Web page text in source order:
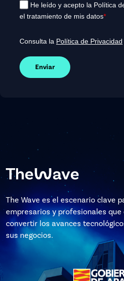
He leído y acepto la Política
el tratamiento de mis datos*
Consulta la Política de Privacidad
Enviar
The Wave es el escenario clave
empresarios y profesionales
convertir los avances
sus negocios.